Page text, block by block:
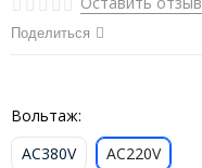
Поделиться
Вольтаж:
AC380V
AC220V